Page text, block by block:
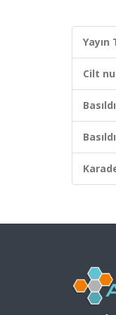
Yayın
Cilt